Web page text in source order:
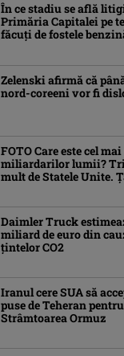
În ce stadiu se află
Primăria Capitalei pe
făcuți de fostele
Zelenski afirmă că
nord-coreeni vor fi
FOTO Care este cel
miliardarilor lumii?
mult de Statele Unite.
Daimler Truck
miliard de euro din
țintelor CO2
Iranul cere SUA să
puse de Teheran
Strâmtoarea Ormuz